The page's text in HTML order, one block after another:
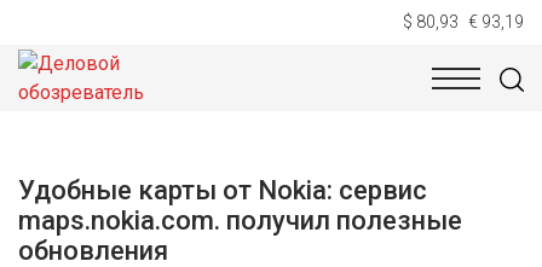
$ 80,93 € 93,19
НОВОСТИ
Удобные карты от Nokia: сервис
maps.nokia.com. получил полезные
обновления